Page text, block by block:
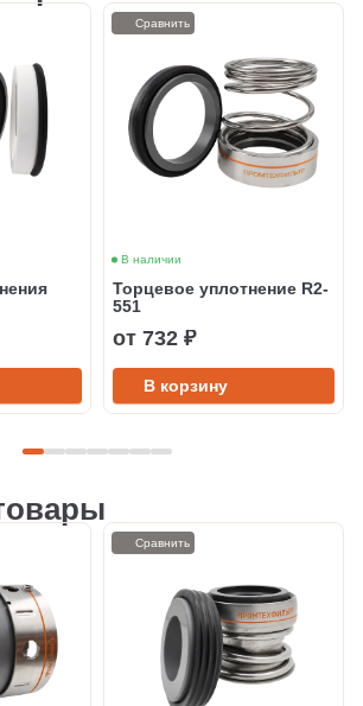
В наличии
Торцевое уплотнение R2-
551
от 732 ₽
В корзину
Сравнить
Сравнить